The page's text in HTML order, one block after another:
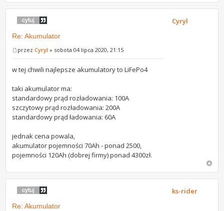
Re: Akumulator
przezCyryl » sobota 04 lipca 2020, 21:15
w tej chwili najlepsze akumulatory to LiFePo4
taki akumulator ma:
standardowy prąd rozładowania: 100A
szczytowy prąd rozładowania: 200A
standardowy prąd ładowania: 60A
jednak cena powala,
akumulator pojemności 70Ah - ponad 2500,
pojemności 120Ah (dobrej firmy) ponad 4300zł.
Cyryl
Re: Akumulator
ks-rider